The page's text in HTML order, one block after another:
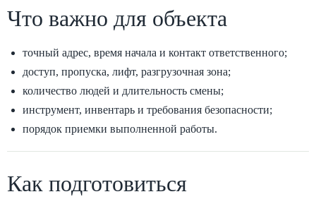
Что важно для объекта
точный адрес, время начала и контакт ответственного;
доступ, пропуска, лифт, разгрузочная зона;
количество людей и длительность смены;
инструмент, инвентарь и требования безопасности;
порядок приемки выполненной работы.
Как подготовиться